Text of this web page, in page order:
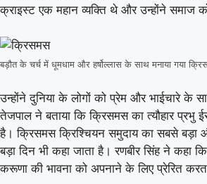
क्राइस्ट एक महान व्यक्ति थे और उन्होंने समाज
बड़ौत के चर्च में धूमधाम और हर्षोल्लास के साथ मनाया गया
उन्होंने दुनिया के लोगों को प्रेम और भाईचारे के
तेजपाल ने बताया कि क्रिसमस का त्यौहार प्रभु
है। क्रिसमस क्रिश्चियन समुदाय का सबसे बड़ा
बड़ा दिन भी कहा जाता है। रणबीर सिंह ने कहा
करूणा की भावना को अपनाने के लिए प्रेरित
07 Aug 2026, Fri
T20
At
Birmingham